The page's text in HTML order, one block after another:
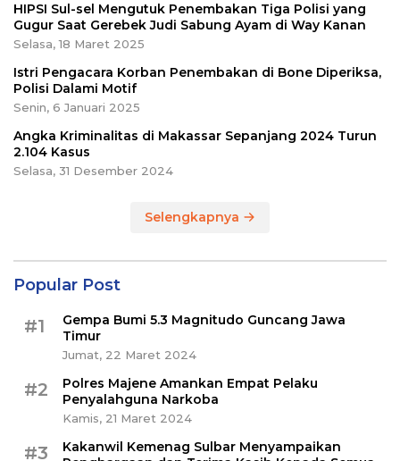
HIPSI Sul-sel Mengutuk Penembakan Tiga Polisi yang
Gugur Saat Gerebek Judi Sabung Ayam di Way Kanan
Selasa, 18 Maret 2025
Istri Pengacara Korban Penembakan di Bone Diperiksa,
Polisi Dalami Motif
Senin, 6 Januari 2025
Angka Kriminalitas di Makassar Sepanjang 2024 Turun
2.104 Kasus
Selasa, 31 Desember 2024
Selengkapnya
Popular Post
#1
Gempa Bumi 5.3 Magnitudo Guncang Jawa
Timur
Jumat, 22 Maret 2024
#2
Polres Majene Amankan Empat Pelaku
Penyalahguna Narkoba
Kamis, 21 Maret 2024
#3
Kakanwil Kemenag Sulbar Menyampaikan